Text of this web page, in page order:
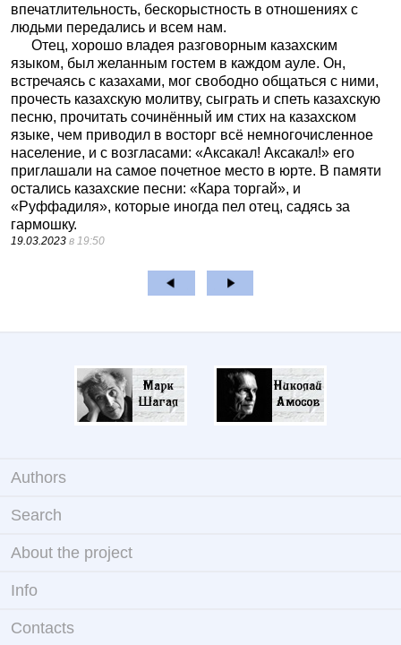
впечатлительность, бескорыстность в отношениях с
людьми передались и всем нам.
Отец, хорошо владея разговорным казахским
языком, был желанным гостем в каждом ауле. Он,
встречаясь с казахами, мог свободно общаться с ними,
прочесть казахскую молитву, сыграть и спеть казахскую
песню, прочитать сочинённый им стих на казахском
языке, чем приводил в восторг всё немногочисленное
население, и с возгласами: «Аксакал! Аксакал!» его
приглашали на самое почетное место в юрте. В памяти
остались казахские песни: «Кара торгай», и
«Руффадиля», которые иногда пел отец, садясь за
гармошку.
19.03.2023 в 19:50
Authors
Search
About the project
Info
Contacts